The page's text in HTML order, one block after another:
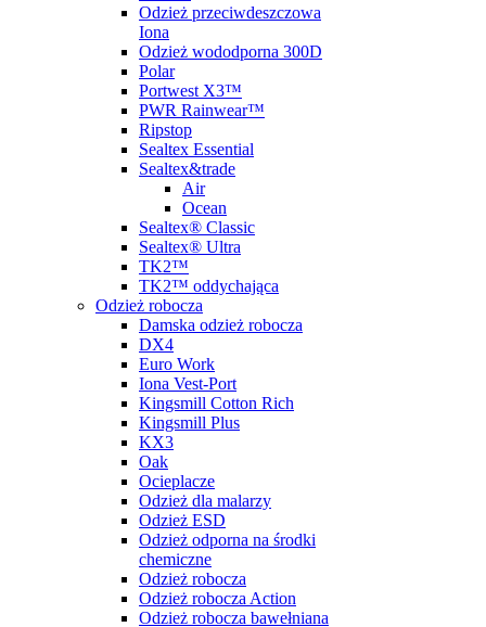
Odzież przeciwdeszczowa
Iona
Odzież wododporna 300D
Polar
Portwest X3™
PWR Rainwear™
Ripstop
Sealtex Essential
Sealtex&trade
Air
Ocean
Sealtex® Classic
Sealtex® Ultra
TK2™
TK2™ oddychająca
Odzież robocza
Damska odzież robocza
DX4
Euro Work
Iona Vest-Port
Kingsmill Cotton Rich
Kingsmill Plus
KX3
Oak
Ocieplacze
Odzież dla malarzy
Odzież ESD
Odzież odporna na środki
chemiczne
Odzież robocza
Odzież robocza Action
Odzież robocza bawełniana